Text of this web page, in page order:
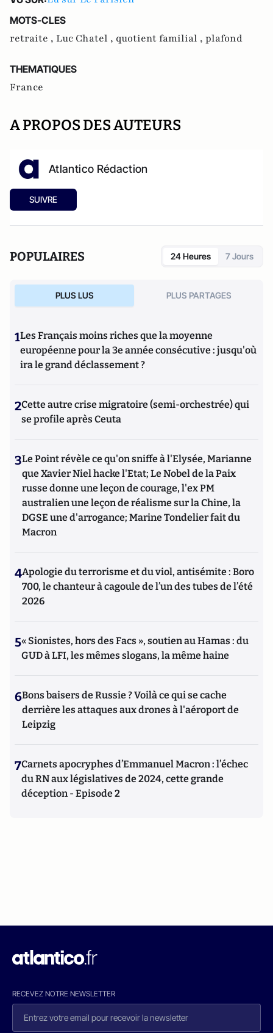
MOTS-CLES
retraite , Luc Chatel , quotient familial , plafond
THEMATIQUES
France
A PROPOS DES AUTEURS
Atlantico Rédaction
SUIVRE
POPULAIRES 24 Heures 7 Jours
PLUS LUS PLUS PARTAGES
1Les Français moins riches que la moyenne
européenne pour la 3e année consécutive : jusqu'où
ira le grand déclassement ?
2Cette autre crise migratoire (semi-orchestrée) qui
se profile après Ceuta
3Le Point révèle ce qu'on sniffe à l'Elysée, Marianne
que Xavier Niel hacke l'Etat; Le Nobel de la Paix
russe donne une leçon de courage, l'ex PM
australien une leçon de réalisme sur la Chine, la
DGSE une d'arrogance; Marine Tondelier fait du
Macron
4Apologie du terrorisme et du viol, antisémite : Boro
700, le chanteur à cagoule de l’un des tubes de l’été
2026
5« Sionistes, hors des Facs », soutien au Hamas : du
GUD à LFI, les mêmes slogans, la même haine
6Bons baisers de Russie ? Voilà ce qui se cache
derrière les attaques aux drones à l'aéroport de
Leipzig
7Carnets apocryphes d’Emmanuel Macron : l’échec
du RN aux législatives de 2024, cette grande
déception - Episode 2
RECEVEZ NOTRE NEWSLETTER